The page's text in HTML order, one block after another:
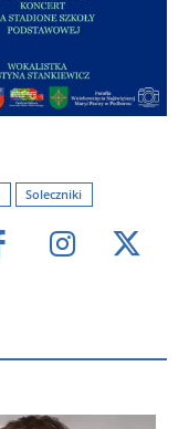
Soleczniki